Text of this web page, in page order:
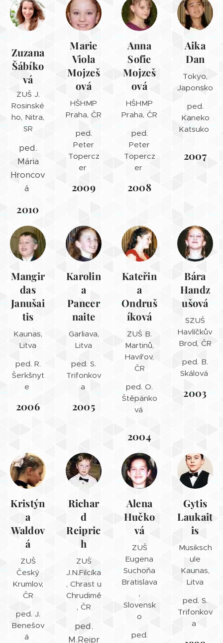
Zuzana
Šábíko
vá
ZUŠ J.
Rosinské
ho, Nitra,
SR
ped.
Mária
Hroncov
á
2010
Marie
Viola
Mojzeš
ová
HŠHMP
Praha, ČR
ped.
Peter
Topercz
er
2009
Anna
Sofie
Mojzeš
ová
HŠHMP
Praha, ČR
ped.
Peter
Topercz
er
2008
Aika
Dan
Tokyo,
Japonsko
ped.
Kaneko
Katsuko
2007
Mangir
das
Janušai
tis
Kaunas,
Litva
ped. R.
Šerkšnyt
e
2006
Karolin
a
Pancer
naite
Garliava,
Litva
ped. S.
Trifonkov
a
2005
Kateřin
a
Ondruš
íková
ZUŠ B.
Martinů,
Havířov,
ČR
ped. O.
Štěpánko
vá
2004
Bára
Handz
ušová
SZUŠ
Havlíčkův
Brod, ČR
ped. B.
Skálová
2003
Kristýn
a
Waldov
á
ZUŠ
Český
Krumlov,
ČR
ped. J.
Benešov
á
Richar
d
Reipric
h
ZUŠ
J.N.Filcíka
, Chrast u
Chrudimě
, ČR
ped.
M.Reipr
Alena
Hučko
vá
ZUŠ
Eugena
Suchoňa
Bratislava
,
Slovensk
o
ped.
Gytis
Laukait
is
Musiksch
ule
Kaunas,
Litva
ped. S.
Trifonkov
a